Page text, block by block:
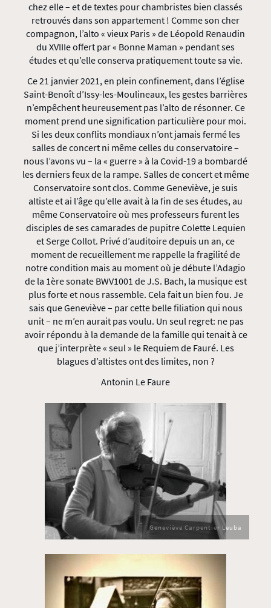
chez elle – et de textes pour chambristes bien classés
retrouvés dans son appartement ! Comme son cher
compagnon, l’alto « vieux Paris » de Léopold Renaudin
du XVIIIe offert par « Bonne Maman » pendant ses
études et qu’elle conserva pratiquement toute sa vie.
Ce 21 janvier 2021, en plein confinement, dans l’église
Saint-Benoît d’Issy-les-Moulineaux, les gestes barrières
n’empêchent heureusement pas l’alto de résonner. Ce
moment prend une signification particulière pour moi.
Si les deux conflits mondiaux n’ont jamais fermé les
salles de concert ni même celles du conservatoire –
nous l’avons vu – la « guerre » à la Covid-19 a bombardé
les derniers feux de la rampe. Salles de concert et même
Conservatoire sont clos. Comme Geneviève, je suis
altiste et ai l’âge qu’elle avait à la fin de ses études, au
même Conservatoire où mes professeurs furent les
disciples de ses camarades de pupitre Colette Lequien
et Serge Collot. Privé d’auditoire depuis un an, ce
moment de recueillement me rappelle la fragilité de
notre condition mais au moment où je débute l’Adagio
de la 1ère sonate BWV1001 de J.S. Bach, la musique est
plus forte et nous rassemble. Cela fait un bien fou. Je
sais que Geneviève – par cette belle filiation qui nous
unit – ne m’en aurait pas voulu. Un seul regret: ne pas
avoir répondu à la demande de la famille qui tenait à ce
que j’interprète « seul » le Requiem de Fauré. Les
blagues d’altistes ont des limites, non ?
Antonin Le Faure
Geneviève Carpentier Leuba